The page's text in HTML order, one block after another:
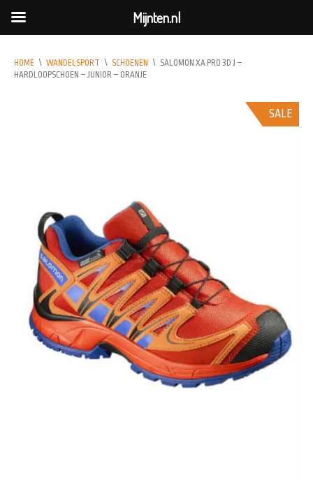
HOME \ WANDELSPORT \ SCHOENEN \ SALOMON XA PRO 3D J –
HARDLOOPSCHOEN – JUNIOR – ORANJE
SALE
Mijnten.nl